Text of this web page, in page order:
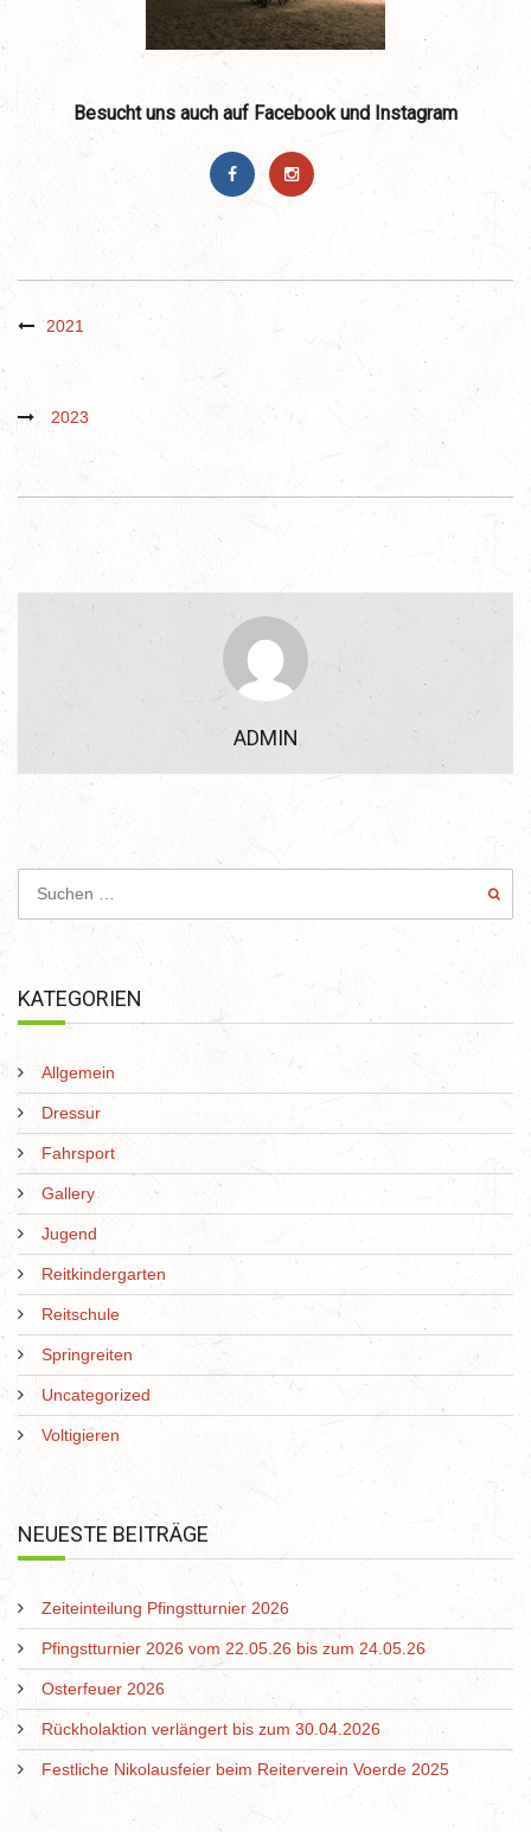
Besucht uns auch auf Facebook und Instagram
2021
2023
ADMIN
KATEGORIEN
Allgemein
Dressur
Fahrsport
Gallery
Jugend
Reitkindergarten
Reitschule
Springreiten
Uncategorized
Voltigieren
NEUESTE BEITRÄGE
Zeiteinteilung Pfingstturnier 2026
Pfingstturnier 2026 vom 22.05.26 bis zum 24.05.26
Osterfeuer 2026
Rückholaktion verlängert bis zum 30.04.2026
Festliche Nikolausfeier beim Reiterverein Voerde 2025